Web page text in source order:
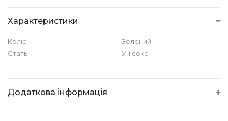
Характеристики
Колір
Зелений
Стать
Унісекс
Додаткова інформація